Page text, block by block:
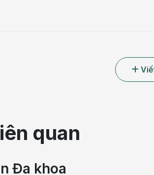
quan
Đa khoa